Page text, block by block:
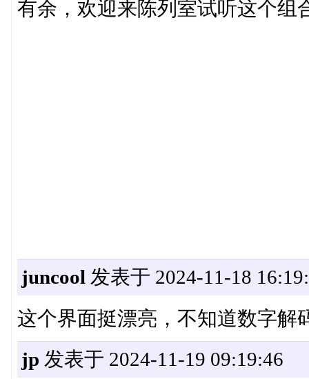
有余，欢迎来陈列室试听这个组
juncool 发表于 2024-11-18
这个界面挺漂亮，不知道数字解
jp 发表于 2024-11-19 09:19:46